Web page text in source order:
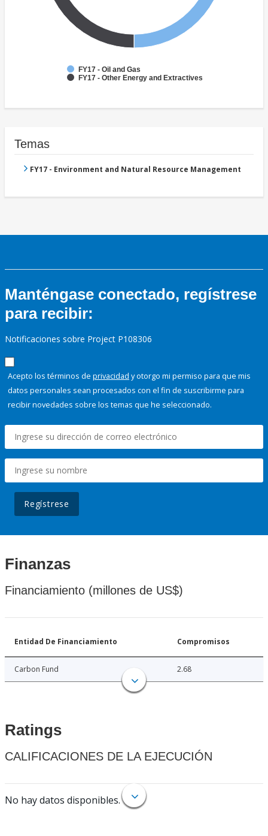
FY17 - Oil and Gas
FY17 - Other Energy and Extractives
Temas
FY17 - Environment and Natural Resource Management
Manténgase conectado, regístrese
para recibir:
Notificaciones sobre Project P108306
Acepto los términos de privacidad y otorgo mi permiso para que mis
datos personales sean procesados con el fin de suscribirme para
recibir novedades sobre los temas que he seleccionado.
Regístrese
Finanzas
Financiamiento (millones de US$)
Entidad De Financiamiento Compromisos
Carbon Fund 2.68
Ratings
CALIFICACIONES DE LA EJECUCIÓN
No hay datos disponibles.